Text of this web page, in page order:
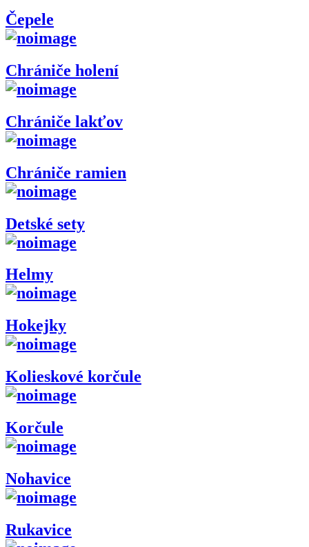
Čepele
Chrániče holení
Chrániče lakťov
Chrániče ramien
Detské sety
Helmy
Hokejky
Kolieskové korčule
Korčule
Nohavice
Rukavice